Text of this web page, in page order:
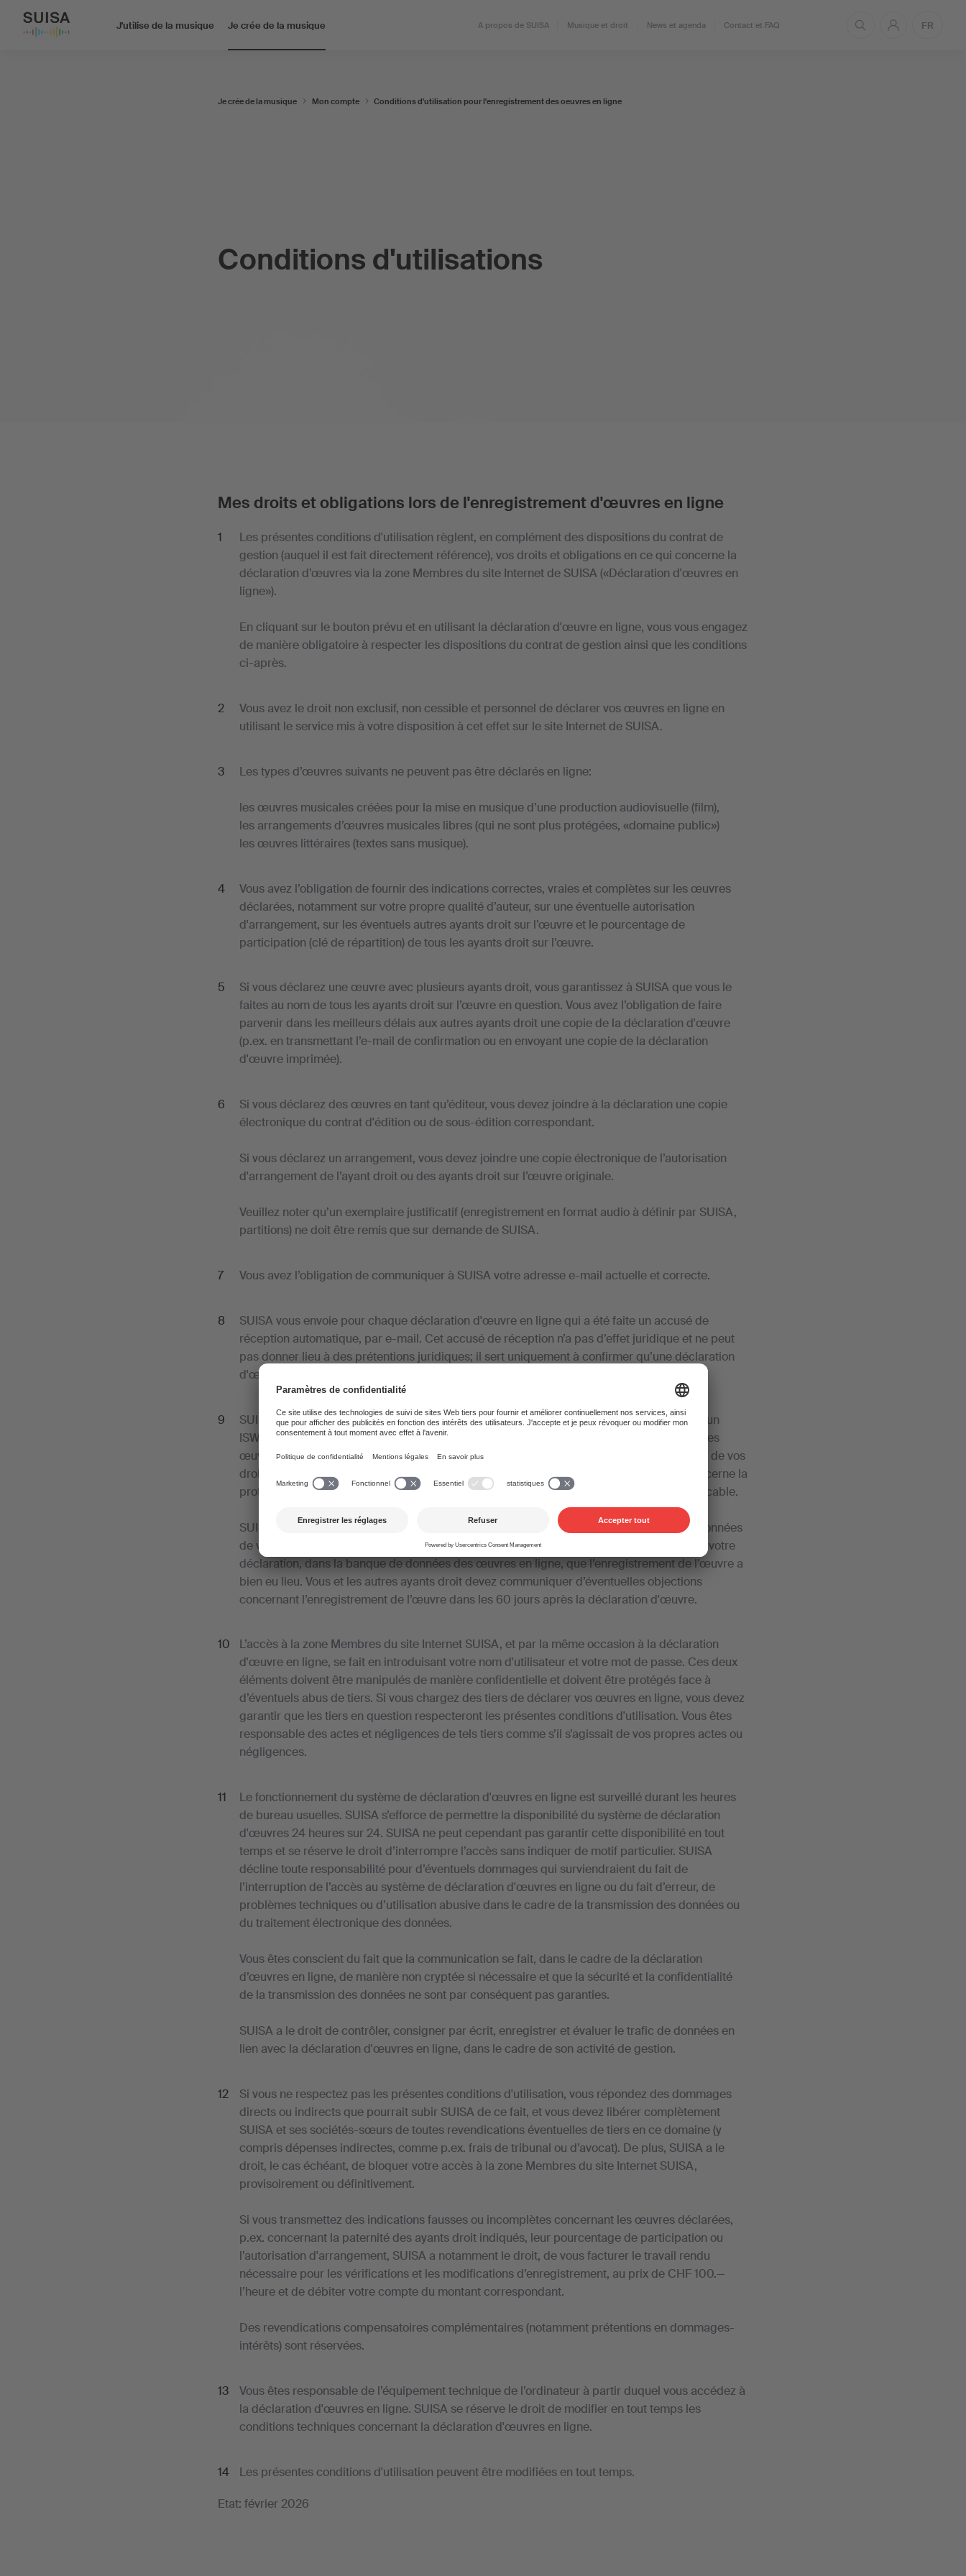
J'utilise de la musique Je crée de la musique A propos de SUISA Musique et droit News et agenda Contact et FAQ FR
Conditions d'utilisations
Je crée de la musique Mon compte Conditions d'utilisation pour l'enregistrement des oeuvres en ligne
Mes droits et obligations lors de l'enregistrement d'œuvres en ligne
Les présentes conditions d'utilisation règlent, en complément des dispositions du contrat de
gestion (auquel il est fait directement référence), vos droits et obligations en ce qui concerne la
déclaration d’œuvres via la zone Membres du site Internet de SUISA («Déclaration d'œuvres en
ligne»).
En cliquant sur le bouton prévu et en utilisant la déclaration d'œuvre en ligne, vous vous engagez
de manière obligatoire à respecter les dispositions du contrat de gestion ainsi que les conditions
ci-après.
Vous avez le droit non exclusif, non cessible et personnel de déclarer vos œuvres en ligne en
utilisant le service mis à votre disposition à cet effet sur le site Internet de SUISA.
Les types d’œuvres suivants ne peuvent pas être déclarés en ligne:
les œuvres musicales créées pour la mise en musique d’une production audiovisuelle (film),
les arrangements d’œuvres musicales libres (qui ne sont plus protégées, «domaine public»)
les œuvres littéraires (textes sans musique).
Vous avez l’obligation de fournir des indications correctes, vraies et complètes sur les œuvres
déclarées, notamment sur votre propre qualité d’auteur, sur une éventuelle autorisation
d'arrangement, sur les éventuels autres ayants droit sur l’œuvre et le pourcentage de
participation (clé de répartition) de tous les ayants droit sur l’œuvre.
Si vous déclarez une œuvre avec plusieurs ayants droit, vous garantissez à SUISA que vous le
faites au nom de tous les ayants droit sur l’œuvre en question. Vous avez l’obligation de faire
parvenir dans les meilleurs délais aux autres ayants droit une copie de la déclaration d'œuvre
(p.ex. en transmettant l’e-mail de confirmation ou en envoyant une copie de la déclaration
d'œuvre imprimée).
Si vous déclarez des œuvres en tant qu’éditeur, vous devez joindre à la déclaration une copie
électronique du contrat d'édition ou de sous-édition correspondant.
Si vous déclarez un arrangement, vous devez joindre une copie électronique de l’autorisation
d'arrangement de l’ayant droit ou des ayants droit sur l’œuvre originale.
Veuillez noter qu’un exemplaire justificatif (enregistrement en format audio à définir par SUISA,
partitions) ne doit être remis que sur demande de SUISA.
Vous avez l’obligation de communiquer à SUISA votre adresse e-mail actuelle et correcte.
SUISA vous envoie pour chaque déclaration d'œuvre en ligne qui a été faite un accusé de
réception automatique, par e-mail. Cet accusé de réception n’a pas d’effet juridique et ne peut
pas donner lieu à des prétentions juridiques; il sert uniquement à confirmer qu’une déclaration
d'œuvre en ligne a été reçue.
SUISA enregistre votre œuvre déclarée, vous communique un numéro d'œuvre SUISA et un
ISWC (International Standard Work Code), introduit l’œuvre dans la banque de données des
œuvres SUISA, traite électroniquement les données transmises, les utilise pour la gestion de vos
droits et les met également à disposition des sociétés-sœurs de l’étranger. En ce qui concerne la
protection des données, le chiffre 6.3 du conditions générales de gestion (CGG) est applicable.
SUISA ne vous informe pas de l’enregistrement de l’œuvre, et pas non plus si certaines données
de votre déclaration ont été corrigées. Nous vous conseillons de contrôler 30 jours après votre
déclaration, dans la banque de données des œuvres en ligne, que l’enregistrement de l’œuvre a
bien eu lieu. Vous et les autres ayants droit devez communiquer d’éventuelles objections
concernant l’enregistrement de l’œuvre dans les 60 jours après la déclaration d'œuvre.
L’accès à la zone Membres du site Internet SUISA, et par la même occasion à la déclaration
d'œuvre en ligne, se fait en introduisant votre nom d'utilisateur et votre mot de passe. Ces deux
éléments doivent être manipulés de manière confidentielle et doivent être protégés face à
d’éventuels abus de tiers. Si vous chargez des tiers de déclarer vos œuvres en ligne, vous devez
garantir que les tiers en question respecteront les présentes conditions d'utilisation. Vous êtes
responsable des actes et négligences de tels tiers comme s’il s’agissait de vos propres actes ou
négligences.
Le fonctionnement du système de déclaration d'œuvres en ligne est surveillé durant les heures
de bureau usuelles. SUISA s’efforce de permettre la disponibilité du système de déclaration
d'œuvres 24 heures sur 24. SUISA ne peut cependant pas garantir cette disponibilité en tout
temps et se réserve le droit d’interrompre l’accès sans indiquer de motif particulier. SUISA
décline toute responsabilité pour d’éventuels dommages qui surviendraient du fait de
l’interruption de l’accès au système de déclaration d'œuvres en ligne ou du fait d’erreur, de
problèmes techniques ou d’utilisation abusive dans le cadre de la transmission des données ou
du traitement électronique des données.
Vous êtes conscient du fait que la communication se fait, dans le cadre de la déclaration
d’œuvres en ligne, de manière non cryptée si nécessaire et que la sécurité et la confidentialité
de la transmission des données ne sont par conséquent pas garanties.
SUISA a le droit de contrôler, consigner par écrit, enregistrer et évaluer le trafic de données en
lien avec la déclaration d'œuvres en ligne, dans le cadre de son activité de gestion.
Si vous ne respectez pas les présentes conditions d'utilisation, vous répondez des dommages
directs ou indirects que pourrait subir SUISA de ce fait, et vous devez libérer complètement
SUISA et ses sociétés-sœurs de toutes revendications éventuelles de tiers en ce domaine (y
compris dépenses indirectes, comme p.ex. frais de tribunal ou d’avocat). De plus, SUISA a le
droit, le cas échéant, de bloquer votre accès à la zone Membres du site Internet SUISA,
provisoirement ou définitivement.
Si vous transmettez des indications fausses ou incomplètes concernant les œuvres déclarées,
p.ex. concernant la paternité des ayants droit indiqués, leur pourcentage de participation ou
l’autorisation d'arrangement, SUISA a notamment le droit, de vous facturer le travail rendu
nécessaire pour les vérifications et les modifications d’enregistrement, au prix de CHF 100.—
l’heure et de débiter votre compte du montant correspondant.
Des revendications compensatoires complémentaires (notamment prétentions en dommages-
intérêts) sont réservées.
Vous êtes responsable de l’équipement technique de l’ordinateur à partir duquel vous accédez à
la déclaration d'œuvres en ligne. SUISA se réserve le droit de modifier en tout temps les
conditions techniques concernant la déclaration d'œuvres en ligne.
Les présentes conditions d'utilisation peuvent être modifiées en tout temps.
Etat: février 2026